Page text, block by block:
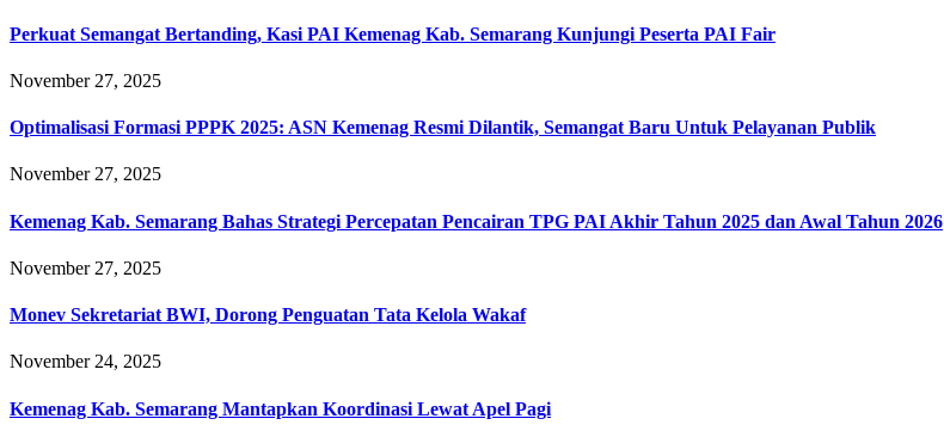
Perkuat Semangat Bertanding, Kasi PAI Kemenag Kab. Semarang Kunjungi Peserta PAI Fair
November 27, 2025
Optimalisasi Formasi PPPK 2025: ASN Kemenag Resmi Dilantik, Semangat Baru Untuk Pelayanan Publik
November 27, 2025
Kemenag Kab. Semarang Bahas Strategi Percepatan Pencairan TPG PAI Akhir Tahun 2025 dan Awal Tahun 2026
November 27, 2025
Monev Sekretariat BWI, Dorong Penguatan Tata Kelola Wakaf
November 24, 2025
Kemenag Kab. Semarang Mantapkan Koordinasi Lewat Apel Pagi